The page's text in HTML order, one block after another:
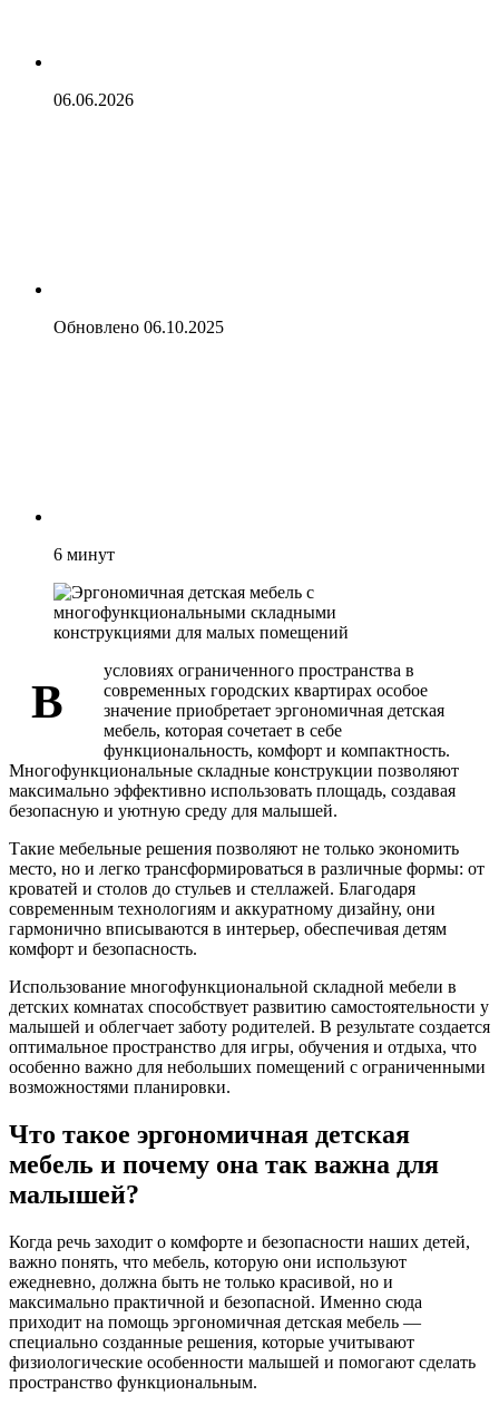
06.06.2026
Обновлено 06.10.2025
6 минут
В
условиях ограниченного пространства в
современных городских квартирах особое
значение приобретает эргономичная детская
мебель, которая сочетает в себе
функциональность, комфорт и компактность.
Многофункциональные складные конструкции позволяют
максимально эффективно использовать площадь, создавая
безопасную и уютную среду для малышей.
Такие мебельные решения позволяют не только экономить
место, но и легко трансформироваться в различные формы: от
кроватей и столов до стульев и стеллажей. Благодаря
современным технологиям и аккуратному дизайну, они
гармонично вписываются в интерьер, обеспечивая детям
комфорт и безопасность.
Использование многофункциональной складной мебели в
детских комнатах способствует развитию самостоятельности у
малышей и облегчает заботу родителей. В результате создается
оптимальное пространство для игры, обучения и отдыха, что
особенно важно для небольших помещений с ограниченными
возможностями планировки.
Что такое эргономичная детская
мебель и почему она так важна для
малышей?
Когда речь заходит о комфорте и безопасности наших детей,
важно понять, что мебель, которую они используют
ежедневно, должна быть не только красивой, но и
максимально практичной и безопасной. Именно сюда
приходит на помощь эргономичная детская мебель —
специально созданные решения, которые учитывают
физиологические особенности малышей и помогают сделать
пространство функциональным.